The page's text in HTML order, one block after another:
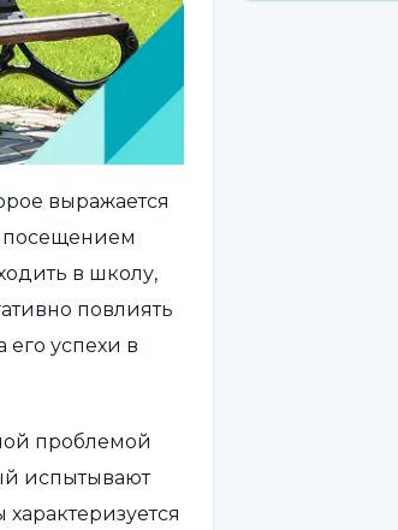
выражается
посещением
в школу,
повлиять
успехи в
проблемой
испытывают